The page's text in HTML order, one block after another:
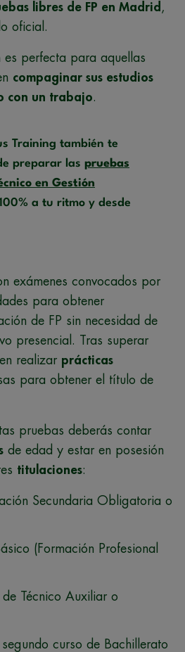
libres de FP en Madrid ,
oficial.
perfecta para aquellas
compaginar sus estudios
con un trabajo.
Training también te
preparar las pruebas
en Gestión
a tu ritmo y desde
exámenes convocados por
para obtener
de FP sin necesidad de
presencial. Tras superar
realizar prácticas
para obtener el título de
pruebas deberás contar
de edad y estar en posesión
titulaciones:
Secundaria Obligatoria o
(Formación Profesional
Técnico Auxiliar o
curso de Bachillerato